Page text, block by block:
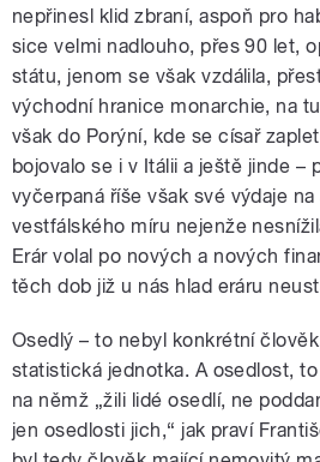
nepřinesl klid zbraní, aspoň pro
sice velmi nadlouho, přes 90 let,
státu, jenom se však vzdálila,
východní hranice monarchie, na
však do Porýní, kde se císař
bojovalo se i v Itálii a ještě jinde –
vyčerpaná říše však své výdaje
vestfálského míru nejenže
Erár volal po nových a nových
těch dob již u nás hlad eráru
Osedlý – to nebyl konkrétní
statistická jednotka. A osedlost,
na němž „žili lidé osedlí, ne
jen osedlosti jich,“ jak praví